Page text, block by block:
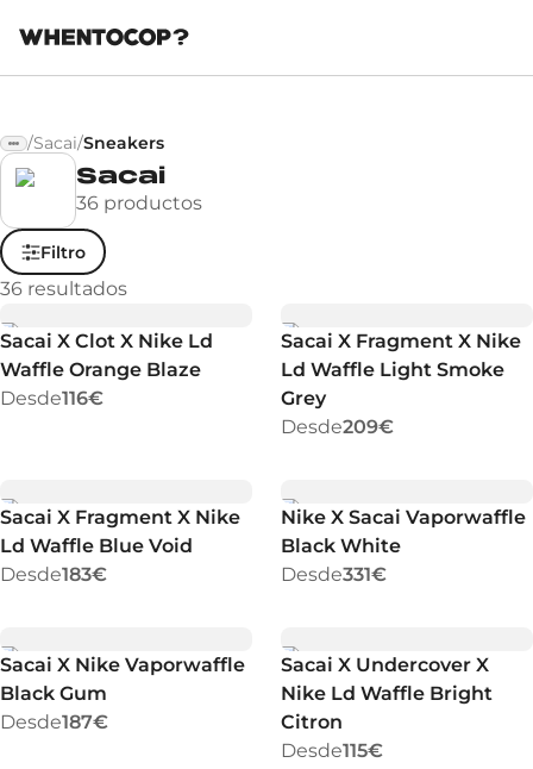
/Sacai/Sneakers
Sacai
36 productos
Filtro
36 resultados
Sacai X Clot X Nike Ld
Waffle Orange Blaze
Desde116€
Sacai X Fragment X Nike
Ld Waffle Light Smoke
Grey
Desde209€
Sacai X Fragment X Nike
Ld Waffle Blue Void
Desde183€
Nike X Sacai Vaporwaffle
Black White
Desde331€
Sacai X Nike Vaporwaffle
Black Gum
Desde187€
Sacai X Undercover X
Nike Ld Waffle Bright
Citron
Desde115€